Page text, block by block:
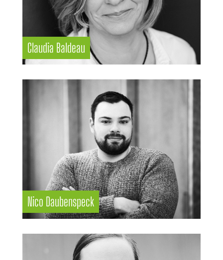
Claudia Baldeau
Nico Daubenspeck